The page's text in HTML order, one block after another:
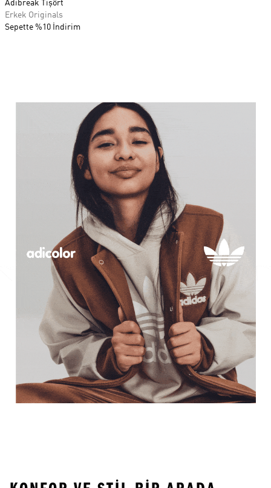
Adibreak Tişört
Erkek Originals
Sepette %10 İndirim